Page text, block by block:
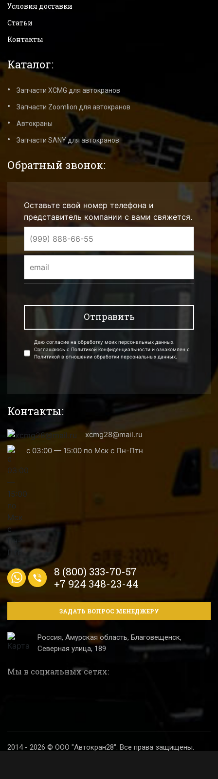
Условия доставки
Статьи
Контакты
Каталог:
Запчасти XCMG для автокранов
Запчасти Zoomlion для автокранов
Автокраны
Запчасти SANY для автокранов
Обратный звонок:
Оставьте свой номер телефона и
представитель компании с вами свяжется.
Даю согласие на обработку моих персональных данных.
Соглашаюсь с Политикой конфиденциальности и ознакомлен с
Политикой в отношении обработки персональных данных.
Контакты:
xcmg28@mail.ru
с 03:00 — 15:00 по Мск с Пн-Птн
8 (800) 333-70-57
+7 924 348-23-44
ЗАДАТЬ ВОПРОС МЕНЕДЖЕРУ
Россия, Амурская область, Благовещенск,
Северная улица, 189
Мы в социальных сетях:
2014 - 2026 © ООО "Автокран28". Все права защищены.